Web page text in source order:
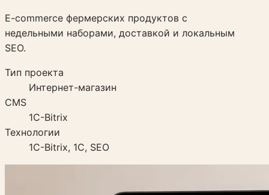
E-commerce фермерских продуктов с
недельными наборами, доставкой и локальным
SEO.
Тип проекта
Интернет-магазин
CMS
1C-Bitrix
Технологии
1C-Bitrix, 1С, SEO